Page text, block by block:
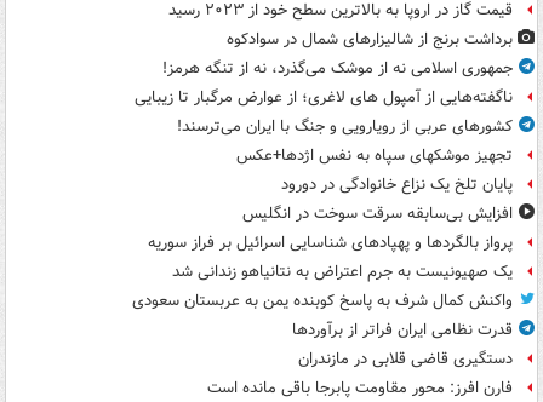
قیمت گاز در اروپا به بالاترین سطح خود از ۲۰۲۳ رسید
برداشت برنج از شالیزارهای شمال در سوادکوه
جمهوری اسلامی نه از موشک می‌گذرد، نه از تنگه هرمز!
ناگفته‌هایی از آمپول های لاغری؛ از عوارض مرگبار تا زیبایی
کشورهای عربی از رویارویی و جنگ با ایران می‌ترسند!
تجهیز موشکهای سپاه به نفس اژدها+عکس
پایان تلخ یک نزاع خانوادگی در دورود
افزایش بی‌سابقه سرقت سوخت در انگلیس
پرواز بالگردها و پهپادهای شناسایی اسرائیل بر فراز سوریه
یک صهیونیست به جرم اعتراض به نتانیاهو زندانی شد
واکنش کمال شرف به پاسخ کوبنده یمن به عربستان سعودی
قدرت نظامی ایران فراتر از برآوردها
دستگیری قاضی قلابی در مازندران
فارن افرز: محور مقاومت پابرجا باقی مانده است